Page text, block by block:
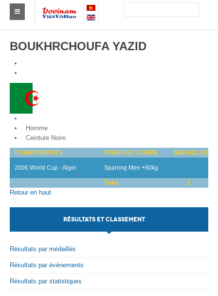
Europe
Afrique
Amérique
Australie et Océanie
Actus
Résultats
Par Statistiques
Médias
BOUKHRCHOUFA YAZID
Homme
Ceinture Noire
CHAMPIONNATS EPREUVE / COUPE MÉDAILLES
2006 World Cup - Alger Sparring Men +80kg
Total
1
Retour en haut
RÉSULTATS ET CLASSEMENT
Résultats par médaillés
Résultats par événements
Résultats par statistiques